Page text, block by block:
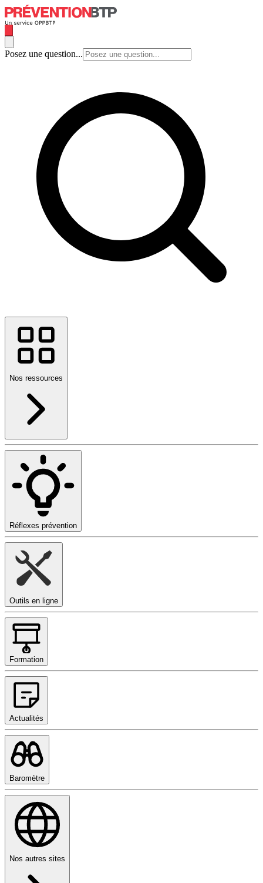
Posez une question...
Nos ressources
Réflexes prévention
Outils en ligne
Formation
Actualités
Baromètre
Nos autres sites